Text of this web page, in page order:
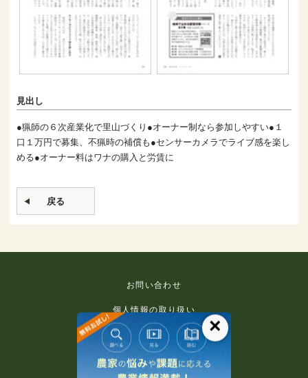
見出し
●猟師の６次産業化で里山づくり●オーナー制なら参加しやすい●１
口１万円で募集、不猟時の補償も●センサーカメラでライブ感を楽し
める●オーナー料はワナの購入と労賃に
戻る
お問い合わせ
個人情報の取り扱い
免責事項
利用規約
×